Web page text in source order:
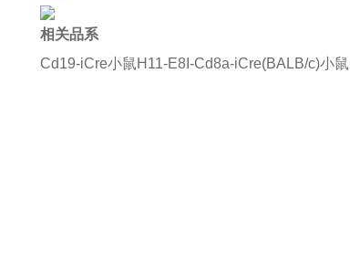
相关品系
Cd19-iCre小鼠H11-E8I-Cd8a-iCre(BALB/c)小鼠